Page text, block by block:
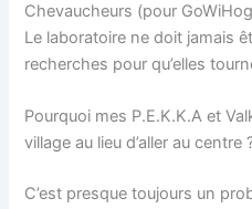
Chevaucheurs (pour
Le laboratoire ne doit jamais
recherches pour qu’elles
Pourquoi mes P.E.K.K.A et
village au lieu d’aller au centre
C’est presque toujours un